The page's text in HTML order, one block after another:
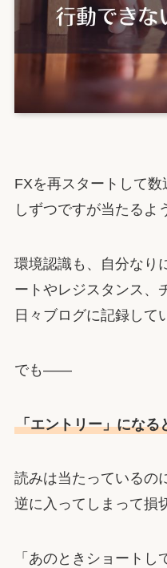
FXを再スタートして
しずつですが当たるよ
環境認識も、自分なり
ートやレジスタンス、
日々ブログに記録して
でも――
「エントリー」になる
読みは当たっているの
逆に入ってしまって損
「あのときショートし